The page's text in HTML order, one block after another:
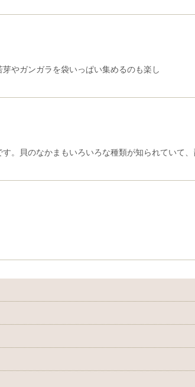
ガラを袋いっぱい集めるのも楽し
。貝のなかまもいろいろな種類が知られていて